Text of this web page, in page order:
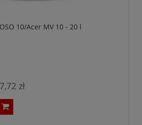
10/Acer MV 10 - 20 l
zł